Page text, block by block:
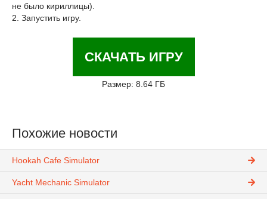
не было кириллицы).
2. Запустить игру.
СКАЧАТЬ ИГРУ
Размер: 8.64 ГБ
Похожие новости
Hookah Cafe Simulator
Yacht Mechanic Simulator